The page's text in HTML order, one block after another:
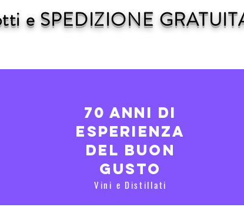
e SPEDIZIONE
70 anni di
esperienza
del buon
gusto
Vini e Distillati